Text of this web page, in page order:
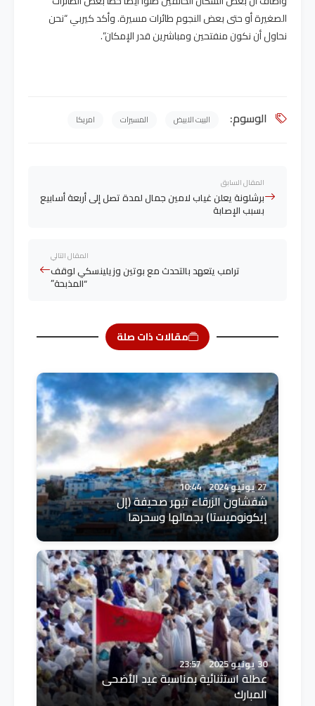
الصغيرة أو حتى بعض النجوم طائرات مسيرة. وأكد كيربي “نحن
نحاول أن نكون منفتحين ومباشرين قدر الإمكان”.
الوسوم: البيت الابيض المسيرات امريكا
المقال السابق
برشلونة يعلن غياب لامين جمال لمدة تصل إلى أربعة أسابيع
بسبب الإصابة
المقال التالي
ترامب يتعهد بالتحدث مع بوتين وزيلينسكي لوقف
“المذبحة”
مقالات ذات صلة
27 يونيو 2024 10:44
شفشاون الزرقاء تبهر صحيفة (إل
إيكونوميستا) بجمالها وسحرها
30 يونيو 2025 23:57
عطلة استثنائية بمناسبة عيد الأضحى
المبارك